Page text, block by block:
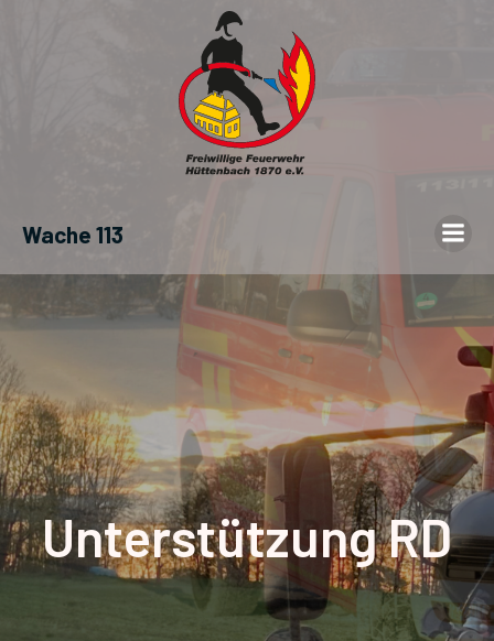
Wache 113
Unterstützung RD